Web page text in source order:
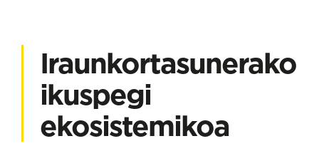
Iraunkortasunerako
ikuspegi
ekosistemikoa